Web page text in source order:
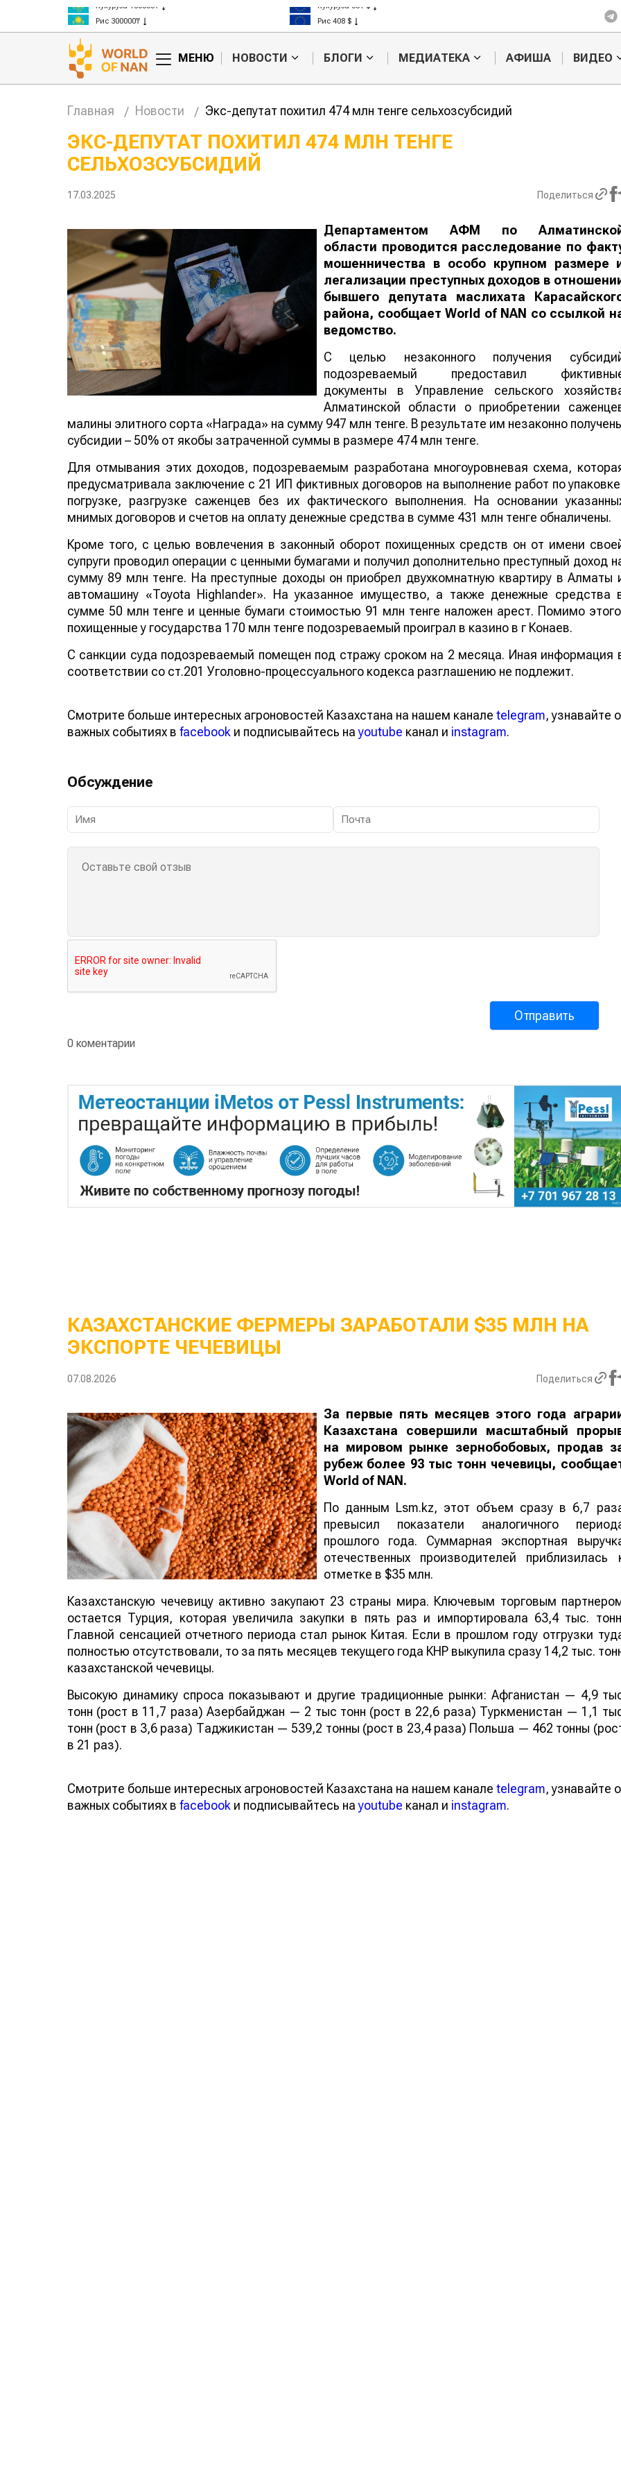
Кукуруза 150000₸
Рис 300000₸
Кукуруза 301 $
Рис 408 $
МЕНЮ НОВОСТИ БЛОГИ МЕДИАТЕКА АФИША ВИДЕО
Главная Новости Экс-депутат похитил 474 млн тенге сельхозсубсидий
ЭКС-ДЕПУТАТ ПОХИТИЛ 474 МЛН ТЕНГЕ
СЕЛЬХОЗСУБСИДИЙ
17.03.2025 Поделиться
Департаментом АФМ по
области проводится расследование по
мошенничества в особо крупном размере
легализации преступных доходов в
бывшего депутата маслихата
района, сообщает World of NAN со ссылкой
ведомство.
С целью незаконного получения
подозреваемый предоставил
документы в Управление сельского
Алматинской области о приобретении
малины элитного сорта «Награда» на сумму 947 млн тенге. В результате им незаконно
субсидии – 50% от якобы затраченной суммы в размере 474 млн тенге.
Для отмывания этих доходов, подозреваемым разработана многоуровневая схема,
предусматривала заключение с 21 ИП фиктивных договоров на выполнение работ по
погрузке, разгрузке саженцев без их фактического выполнения. На основании
мнимых договоров и счетов на оплату денежные средства в сумме 431 млн тенге обналичены.
Кроме того, с целью вовлечения в законный оборот похищенных средств он от имени
супруги проводил операции с ценными бумагами и получил дополнительно преступный доход
сумму 89 млн тенге. На преступные доходы он приобрел двухкомнатную квартиру в Алматы
автомашину «Toyota Highlander». На указанное имущество, а также денежные средства
сумме 50 млн тенге и ценные бумаги стоимостью 91 млн тенге наложен арест. Помимо
похищенные у государства 170 млн тенге подозреваемый проиграл в казино в г Конаев.
С санкции суда подозреваемый помещен под стражу сроком на 2 месяца. Иная информация
соответствии со ст.201 Уголовно-процессуального кодекса разглашению не подлежит.
Смотрите больше интересных агроновостей Казахстана на нашем канале telegram, узнавайте о
важных событиях в facebook и подписывайтесь наyoutube канал и instagram.
Обсуждение
0 коментарии
Жара в Китае может
поднять цены на
жука будут
лазером
КАЗАХСТАНСКИЕ ФЕРМЕРЫ ЗАРАБОТАЛИ $35 МЛН НА
ЭКСПОРТЕ ЧЕЧЕВИЦЫ
07.08.2026 Поделиться
За первые пять месяцев этого года
Казахстана совершили масштабный
на мировом рынке зернобобовых, продав
рубеж более 93 тыс тонн чечевицы,
World of NAN .
По данным Lsm.kz, этот объем сразу в 6,7
превысил показатели аналогичного
прошлого года. Суммарная экспортная
отечественных производителей приблизилась
отметке в $35 млн.
Казахстанскую чечевицу активно закупают 23 страны мира. Ключевым торговым
остается Турция, которая увеличила закупки в пять раз и импортировала 63,4 тыс.
Главной сенсацией отчетного периода стал рынок Китая. Если в прошлом году отгрузки
полностью отсутствовали, то за пять месяцев текущего года КНР выкупила сразу 14,2 тыс.
казахстанской чечевицы.
Высокую динамику спроса показывают и другие традиционные рынки: Афганистан — 4,9
тонн (рост в 11,7 раза) Азербайджан — 2 тыс тонн (рост в 22,6 раза) Туркменистан — 1,1
тонн (рост в 3,6 раза) Таджикистан — 539,2 тонны (рост в 23,4 раза) Польша — 462 тонны
в 21 раз).
Смотрите больше интересных агроновостей Казахстана на нашем канале telegram, узнавайте о
важных событиях в facebook и подписывайтесь наyoutube канал и instagram.